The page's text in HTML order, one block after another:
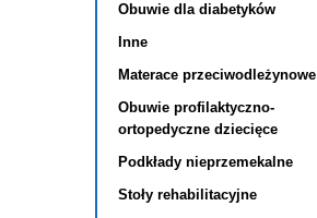
Obuwie dla diabetyków
Inne
Materace przeciwodleżynowe
Obuwie profilaktyczno-
ortopedyczne dziecięce
Podkłady nieprzemekalne
Stoły rehabilitacyjne